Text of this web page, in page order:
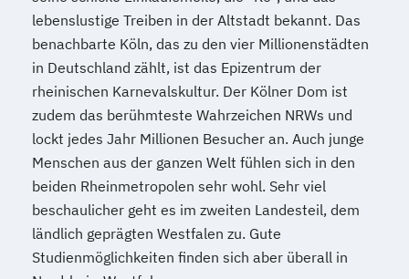
lebenslustige Treiben in der Altstadt bekannt. Das
benachbarte Köln, das zu den vier Millionenstädten
in Deutschland zählt, ist das Epizentrum der
rheinischen Karnevalskultur. Der Kölner Dom ist
zudem das berühmteste Wahrzeichen NRWs und
lockt jedes Jahr Millionen Besucher an. Auch junge
Menschen aus der ganzen Welt fühlen sich in den
beiden Rheinmetropolen sehr wohl. Sehr viel
beschaulicher geht es im zweiten Landesteil, dem
ländlich geprägten Westfalen zu. Gute
Studienmöglichkeiten finden sich aber überall in